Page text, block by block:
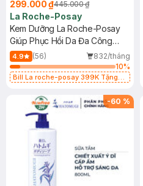
299.000 ₫445.000 ₫
La Roche-Posay
Kem Dưỡng La Roche-Posay
Giúp Phục Hồi Da Đa Công
Dụng 40ml
4.9 (56)
832/tháng
10%
Bill La roche-posay 399K Tặng
(SL có hạn)
-60 %